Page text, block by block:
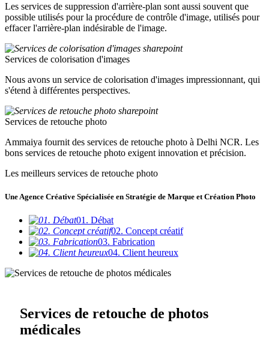
Les services de suppression d'arrière-plan sont aussi souvent que
possible utilisés pour la procédure de contrôle d'image, utilisés pour
effacer l'arrière-plan indésirable de l'image.
Services de colorisation d'images
Nous avons un service de colorisation d'images impressionnant, qui
s'étend à différentes perspectives.
Services de retouche photo
Ammaiya fournit des services de retouche photo à Delhi NCR. Les
bons services de retouche photo exigent innovation et précision.
Les meilleurs services de retouche photo
Une Agence Créative Spécialisée en Stratégie de Marque et Création Photo
01. Débat
02. Concept créatif
03. Fabrication
04. Client heureux
Services de retouche de photos
médicales